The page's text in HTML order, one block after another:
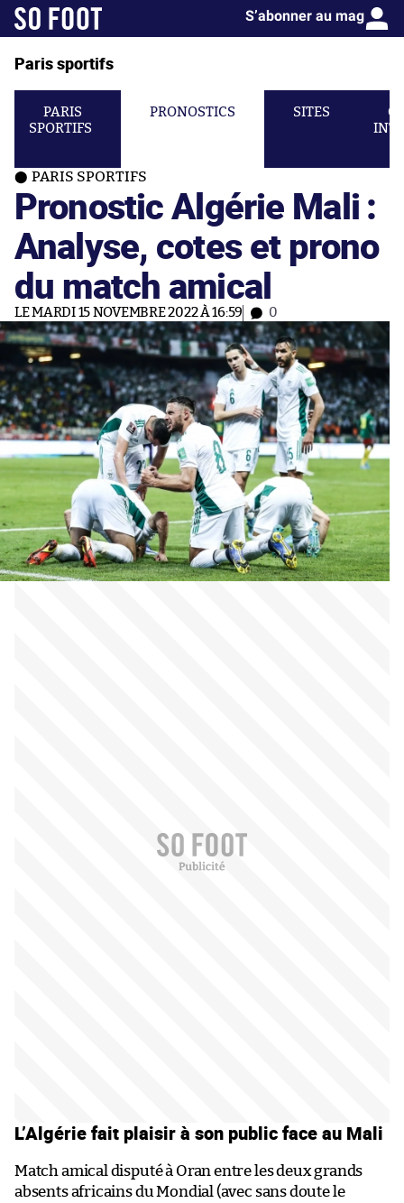
S’abonner au mag
Paris sportifs
PARIS
SPORTIFS
PRONOSTICS SITES
PARIS SPORTIFS
Pronostic Algérie Mali :
Analyse, cotes et prono
du match amical
LE MARDI 15 NOVEMBRE 2022 À 16:59 0
L’Algérie fait plaisir à son public face au Mali
Match amical disputé à Oran entre les deux grands
absents africains du Mondial (avec sans doute le